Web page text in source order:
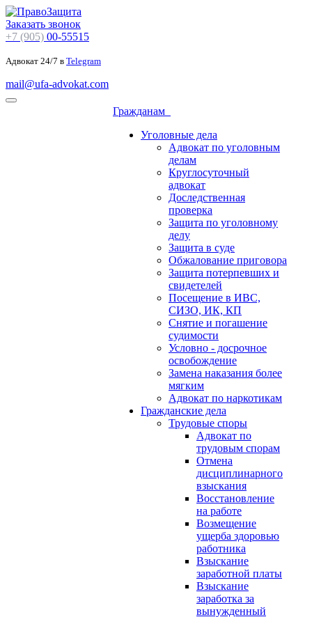
Заказать звонок
+7 (905) 00-55515
Адвокат 24/7 в Telegram
mail@ufa-advokat.com
Гражданам
Уголовные дела
Адвокат по уголовным
делам
Круглосуточный
адвокат
Доследственная
проверка
Защита по уголовному
делу
Защита в суде
Обжалование приговора
Защита потерпевших и
свидетелей
Посещение в ИВС,
СИЗО, ИК, КП
Снятие и погашение
судимости
Условно - досрочное
освобождение
Замена наказания более
мягким
Адвокат по наркотикам
Гражданские дела
Трудовые споры
Адвокат по
трудовым спорам
Отмена
дисциплинарного
взыскания
Восстановление
на работе
Возмещение
ущерба здоровью
работника
Взыскание
заработной платы
Взыскание
заработка за
вынужденный